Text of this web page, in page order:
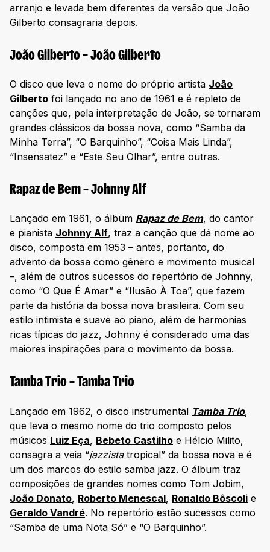
arranjo e levada bem diferentes da versão que João
Gilberto consagraria depois.
João Gilberto – João Gilberto
O disco que leva o nome do próprio artista João
Gilberto foi lançado no ano de 1961 e é repleto de
canções que, pela interpretação de João, se tornaram
grandes clássicos da bossa nova, como “Samba da
Minha Terra”, “O Barquinho”, “Coisa Mais Linda”,
“Insensatez” e “Este Seu Olhar”, entre outras.
Rapaz de Bem – Johnny Alf
Lançado em 1961, o álbum Rapaz de Bem, do cantor
e pianista Johnny Alf, traz a canção que dá nome ao
disco, composta em 1953 – antes, portanto, do
advento da bossa como gênero e movimento musical
–, além de outros sucessos do repertório de Johnny,
como “O Que É Amar” e “Ilusão À Toa”, que fazem
parte da história da bossa nova brasileira. Com seu
estilo intimista e suave ao piano, além de harmonias
ricas típicas do jazz, Johnny é considerado uma das
maiores inspirações para o movimento da bossa.
Tamba Trio – Tamba Trio
Lançado em 1962, o disco instrumental Tamba Trio,
que leva o mesmo nome do trio composto pelos
músicos Luiz Eça, Bebeto Castilho e Hélcio Milito,
consagra a veia “jazzistatropical” da bossa nova e é
um dos marcos do estilo samba jazz. O álbum traz
composições de grandes nomes como Tom Jobim,
João Donato, Roberto Menescal, Ronaldo Bôscoli e
Geraldo Vandré. No repertório estão sucessos como
“Samba de uma Nota Só” e “O Barquinho”.